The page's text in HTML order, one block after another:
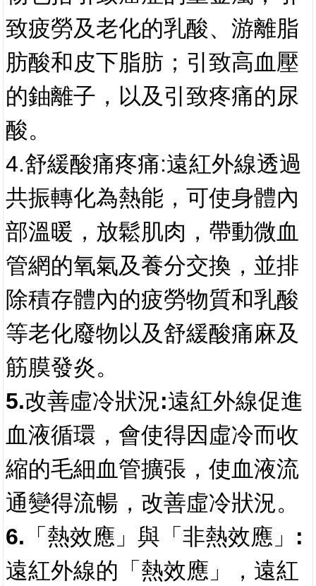
致疲勞及老化的乳酸、游離脂
肪酸和皮下脂肪；引致高血壓
的鈾離子，以及引致疼痛的尿
酸。
4.舒緩酸痛疼痛:遠紅外線透過
共振轉化為熱能，可使身體內
部溫暖，放鬆肌肉，帶動微血
管網的氧氣及養分交換，並排
除積存體內的疲勞物質和乳酸
等老化廢物以及舒緩酸痛麻及
筋膜發炎。
5.改善虛冷狀況:遠紅外線促進
血液循環，會使得因虛冷而收
縮的毛細血管擴張，使血液流
通變得流暢，改善虛冷狀況。
6.「熱效應」與「非熱效應」:
遠紅外線的「熱效應」，遠紅